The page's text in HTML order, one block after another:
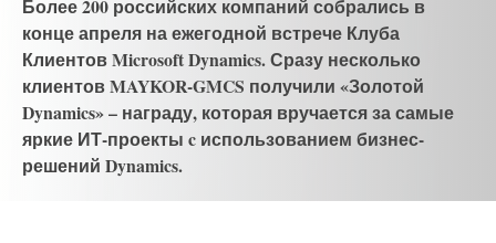
Более 200 российских компаний собрались в
конце апреля на ежегодной встрече Клуба
Клиентов Microsoft Dynamics. Сразу несколько
клиентов MAYKOR-GMCS получили «Золотой
Dynamics» – награду, которая вручается за самые
яркие ИТ-проекты c использованием бизнес-
решений Dynamics.